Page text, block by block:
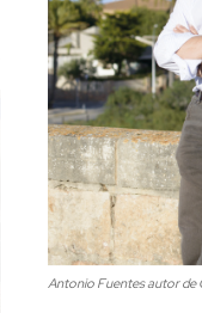
Antonio Fuentes autor de